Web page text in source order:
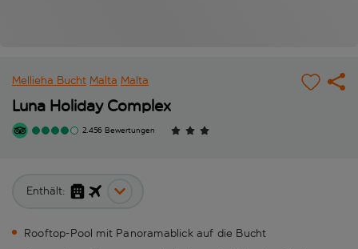
Mellieha Bucht Malta Malta
Luna Holiday Complex
2.456 Bewertungen
Enthält:
Rooftop-Pool mit Panoramablick auf die Bucht